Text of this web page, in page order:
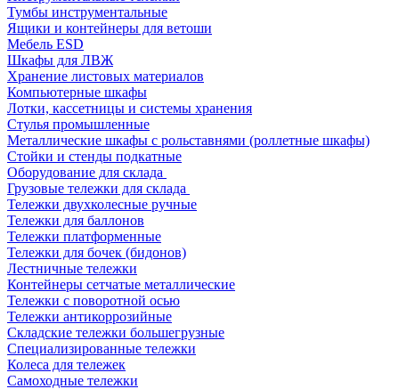
Тумбы инструментальные
Ящики и контейнеры для ветоши
Мебель ESD
Шкафы для ЛВЖ
Хранение листовых материалов
Компьютерные шкафы
Лотки, кассетницы и системы хранения
Стулья промышленные
Металлические шкафы с рольставнями (роллетные шкафы)
Стойки и стенды подкатные
Оборудование для склада
Грузовые тележки для склада
Тележки двухколесные ручные
Тележки для баллонов
Тележки платформенные
Тележки для бочек (бидонов)
Лестничные тележки
Контейнеры сетчатые металлические
Тележки с поворотной осью
Тележки антикоррозийные
Складские тележки большегрузные
Специализированные тележки
Колеса для тележек
Самоходные тележки